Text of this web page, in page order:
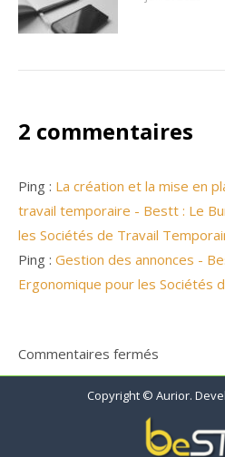
2 commentaires
Ping : La création et la mise en
travail temporaire - Bestt : Le
les Sociétés de Travail
Ping : Gestion des annonces -
Ergonomique pour les Sociétés
Commentaires fermés
Copyright © Aurior.